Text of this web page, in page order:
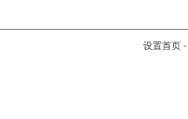
设置首页 -